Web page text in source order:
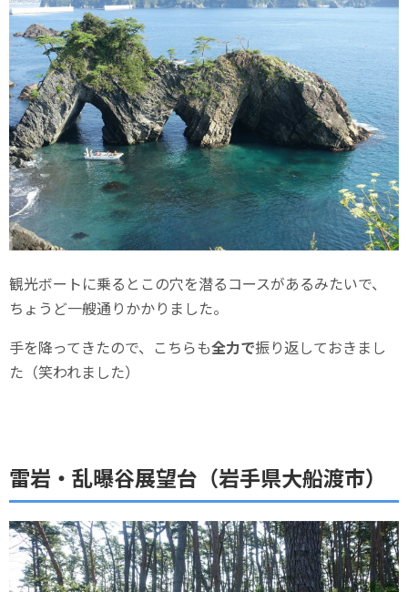
観光ボートに乗るとこの穴を潜るコースがあるみたいで、
ちょうど一艘通りかかりました。
手を降ってきたので、こちらも全力で振り返しておきまし
た（笑われました）
雷岩・乱曝谷展望台（岩手県大船渡市）